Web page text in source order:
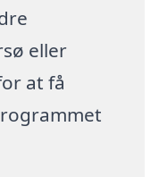
eller
at få